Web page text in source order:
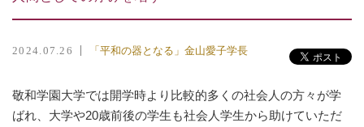
2024.07.26 「平和の器となる」金山愛子学長
敬和学園大学では開学時より比較的多くの社会人の方々が学
ばれ、大学や20歳前後の学生も社会人学生から助けていただ